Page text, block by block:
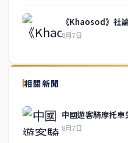
《Khaosod》社
8月7日
相關新聞
中國遊客騎摩托
8月7日
泰國中文新聞（TCN）是一家
報導泰國當地政治、經濟、華
service@thaichinesenews.com